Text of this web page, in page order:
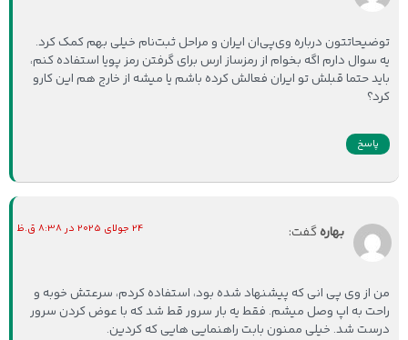
توضیحاتتون درباره وی‌پی‌ان ایران و مراحل ثبت‌نام خیلی بهم کمک کرد.
یه سوال دارم اگه بخوام از رمزساز ارس برای گرفتن رمز پویا استفاده کنم،
باید حتما قبلش تو ایران فعالش کرده باشم یا میشه از خارج هم این کارو
کرد؟
پاسخ
بهارهگفت: 24 جولای 2025 در 8:38 ق.ظ
من از وی پی انی که پیشنهاد شده بود، استفاده کردم، سرعتش خوبه و
راحت به اپ وصل میشم. فقط یه بار سرور قط شد که با عوض کردن سرور
درست شد. خیلی ممنون بابت راهنمایی هایی که کردین.